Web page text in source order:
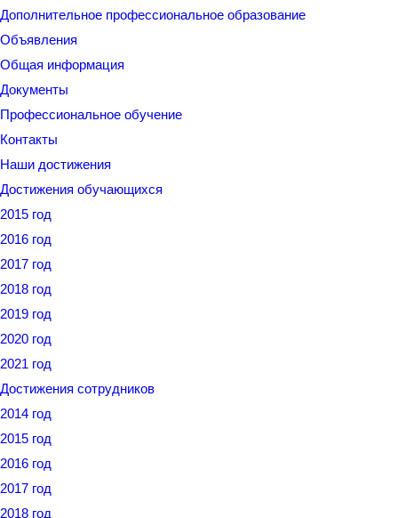
Дополнительное профессиональное образование
Объявления
Общая информация
Документы
Профессиональное обучение
Контакты
Наши достижения
Достижения обучающихся
2015 год
2016 год
2017 год
2018 год
2019 год
2020 год
2021 год
Достижения сотрудников
2014 год
2015 год
2016 год
2017 год
2018 год